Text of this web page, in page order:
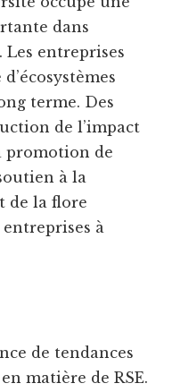
dans
Les entreprises
terme. Des
de l’impact
promotion de
à la
de la flore
à
de tendances
matière de RSE.